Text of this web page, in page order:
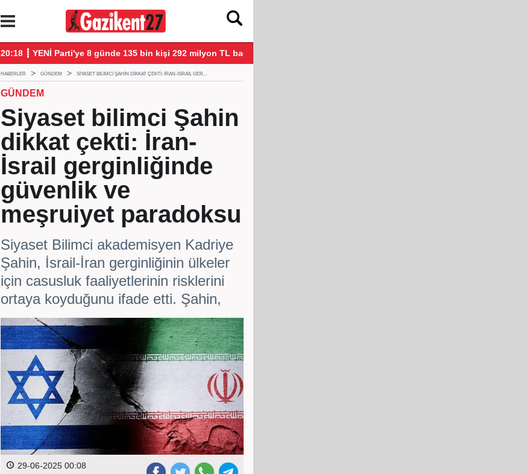
20:18 ┋ YENİ Parti'ye 8 günde 135 bin kişi 292 milyon TL bağış yaptı20:08 ┋ Veli Ağbaba'nın abisi Hür Ağbaba tutuklandı
HABERLER GÜNDEM SIYASET BILIMCI ŞAHIN DIKKAT ÇEKTI: İRAN-İSRAIL GER...
GÜNDEM
Siyaset bilimci Şahin
dikkat çekti: İran-
İsrail gerginliğinde
güvenlik ve
meşruiyet paradoksu
Siyaset Bilimci akademisyen Kadriye
Şahin, İsrail-İran gerginliğinin ülkeler
için casusluk faaliyetlerinin risklerini
ortaya koyduğunu ifade etti. Şahin,
29-06-2025 00:08